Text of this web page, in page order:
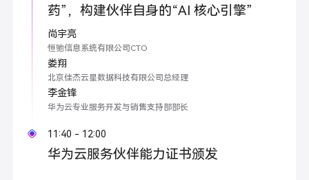
药”，构建伙伴自身的“AI 核心引擎”
尚宇亮
恒驰信息系统有限公司CTO
娄翔
北京佳杰云星数据科技有限公司总经理
李金锋
华为云专业服务开发与销售支持部部长
11:40 - 12:00
华为云服务伙伴能力证书颁发